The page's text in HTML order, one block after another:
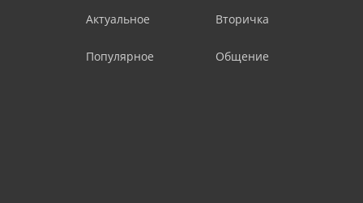
Актуальное
Популярное
Вторичка
Общение